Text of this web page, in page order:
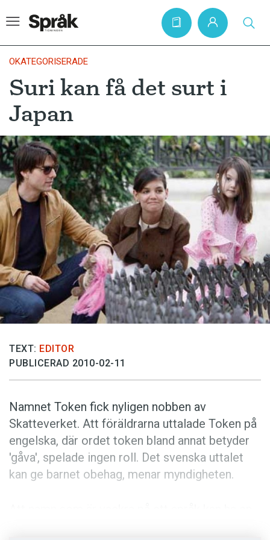
Hem
Artiklar
Krönikor
Språkfrågor
Skrivtips
Bokrecensioner
Kviss
Podden
Anmäl till språkpolisen
Föreslå nyord
Annonsera
Prenumerera
Läs Språktidningen digitalt
OKATEGORISERADE
Suri kan få det surt i
Japan
TEXT: EDITOR
PUBLICERAD 2010-02-11
Namnet Token fick nyligen nobben av
Skatteverket. Att föräldrarna uttalade Token på
engelska, där ordet token bland annat betyder
'gåva', spelade ingen roll. Det svenska uttalet
kan ge barnet obehag, menar myndigheten.